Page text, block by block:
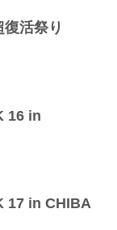
復活祭り
16 in
17 in CHIBA